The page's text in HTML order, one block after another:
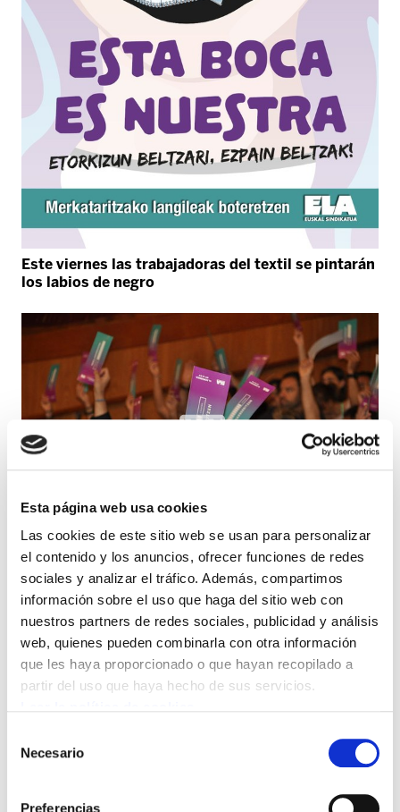
Esta página web usa cookies
Las cookies de este sitio web se usan para personalizar
el contenido y los anuncios, ofrecer funciones de redes
sociales y analizar el tráfico. Además, compartimos
información sobre el uso que haga del sitio web con
nuestros partners de redes sociales, publicidad y análisis
web, quienes pueden combinarla con otra información
que les haya proporcionado o que hayan recopilado a
partir del uso que haya hecho de sus servicios.
Necesario
Preferencias
Este viernes las trabajadoras del textil se pintarán
los labios de negro
Dos días recobrando fuerzas